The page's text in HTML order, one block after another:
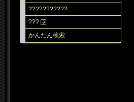
???????????
???
かんたん検索